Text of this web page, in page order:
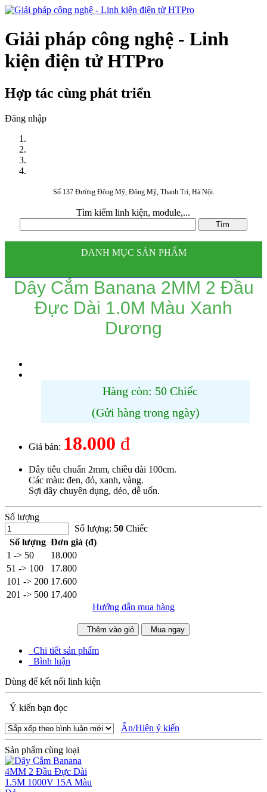
Giải pháp công nghệ - Linh
kiện điện tử HTPro
Hợp tác cùng phát triển
Đăng nhập
Số 137 Đường Đông Mỹ, Đông Mỹ, Thanh Trì, Hà Nội.
Tìm kiếm linh kiện, module,...
DANH MỤC SẢN PHẨM
Dây Cắm Banana 2MM 2 Đầu
Đực Dài 1.0M Màu Xanh
Dương
Hàng còn: 50 Chiếc
(Gửi hàng trong ngày)
Giá bán: 18.000 đ
Dây tiêu chuẩn 2mm, chiều dài 100cm.
Các màu: đen, đỏ, xanh, vàng.
Sợi dây chuyên dụng, dẻo, dễ uốn.
Số lượng
Số lượng: 50 Chiếc
Số lượng Đơn giá (đ)
1 -> 50
18.000
51 -> 100
17.800
101 -> 200 17.600
201 -> 500 17.400
Hướng dẫn mua hàng
Thêm vào giỏ Mua ngay
Chi tiết sản phẩm
Bình luận
Dùng để kết nối linh kiện
Ý kiến bạn đọc
Ẩn/Hiện ý kiến
Sản phẩm cùng loại